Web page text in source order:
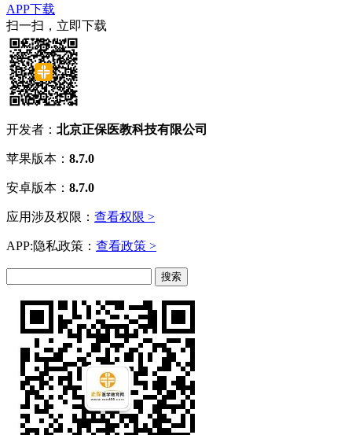
APP下载
扫一扫，立即下载
开发者： 北京正保医教科技有限公司
苹果版本： 8.7.0
安卓版本： 8.7.0
应用涉及权限： 查看权限 >
APP:隐私政策： 查看政策 >